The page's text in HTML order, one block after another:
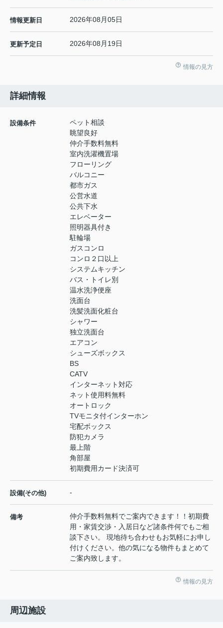
情報更新日 2026年08月05日
更新予定日 2026年08月19日
情報の見方
詳細情報
設備条件
ペット相談
眺望良好
仲介手数料無料
室内洗濯機置場
フローリング
バルコニー
都市ガス
公営水道
公共下水
エレベーター
照明器具付き
駐輪場
ガスコンロ
コンロ２口以上
システムキッチン
バス・トイレ別
温水洗浄便座
洗面台
洗髪洗面化粧台
シャワー
独立洗面台
エアコン
シューズボックス
BS
CATV
インターネット対応
ネット使用料無料
オートロック
TVモニタ付インターホン
宅配ボックス
防犯カメラ
最上階
角部屋
初期費用カード決済可
設備(その他) -
備考
仲介手数料無料でご案内できます！！初期費
用・家賃交渉・入居日など諸条件何でもご相
談下さい。 現地待ち合わせもお気軽にお申し
付けください。他の気になる物件もまとめて
ご案内致します。
情報の見方
周辺施設